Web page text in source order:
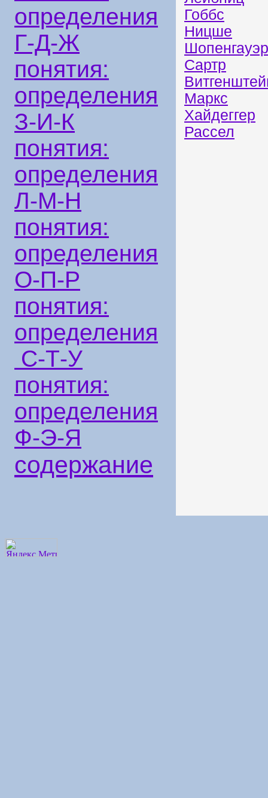
определения
Г-Д-Ж
понятия:
определения
З-И-К
понятия:
определения
Л-М-Н
понятия:
определения
О-П-Р
понятия:
определения
С-Т-У
понятия:
определения
Ф-Э-Я
содержание
Гоббс
Ницше
Шопенгауэр
Сартр
Маркс
Хайдеггер
Рассел